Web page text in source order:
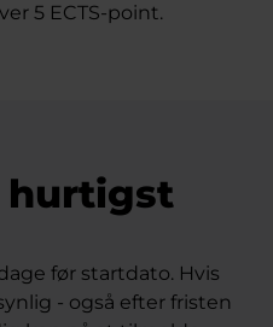
5 ECTS-point.
hurtigst
før startdato. Hvis
- også efter fristen